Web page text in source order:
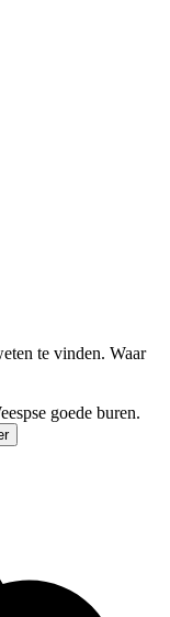
te vinden. Waar
goede buren.